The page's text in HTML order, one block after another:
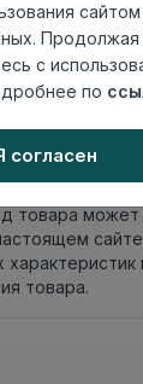
товара может
товара.
Продолжая
с
по
согласен